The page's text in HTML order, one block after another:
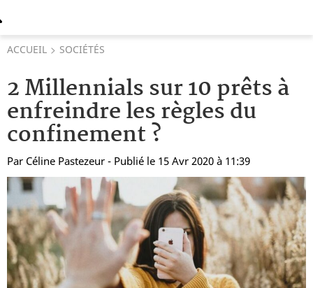
ACCUEIL SOCIÉTÉS
2 Millennials sur 10 prêts à
enfreindre les règles du
confinement ?
Par Céline Pastezeur - Publié le 15 Avr 2020 à 11:39